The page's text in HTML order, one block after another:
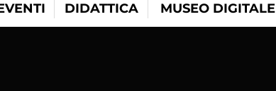
DIDATTICA MUSEO DIGITALE